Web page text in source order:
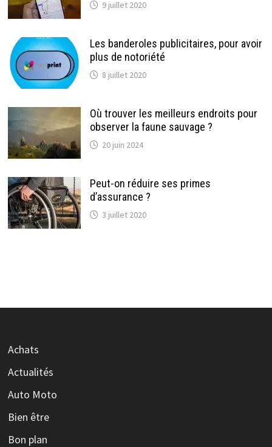
9 juillet 2020
Les banderoles publicitaires, pour avoir
plus de notoriété
8 juillet 2020
Où trouver les meilleurs endroits pour
observer la faune sauvage ?
20 juin 2024
Peut-on réduire ses primes
d’assurance ?
3 juillet 2020
Achats
Actualités
Auto Moto
Bien être
Bon plan